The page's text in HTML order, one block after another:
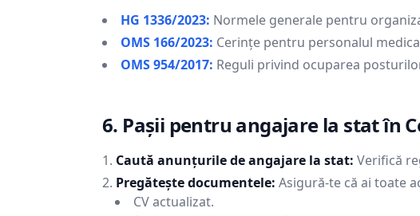
HG 1336/2023: Normele generale pentru
OMS 166/2023: Cerințe pentru personalul
OMS 954/2017: Reguli privind ocuparea
6. Pașii pentru angajare la stat în
Caută anunțurile de angajare la stat: Verifică
Pregătește documentele: Asigură-te că ai toate
CV actualizat.